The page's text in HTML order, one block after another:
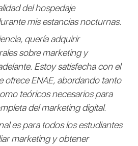
del hospedaje
mis estancias nocturnas.
quería adquirir
sobre marketing y
Estoy satisfecha con el
ofrece ENAE, abordando tanto
teóricos necesarios para
del marketing digital.
es para todos los estudiantes
marketing y obtener